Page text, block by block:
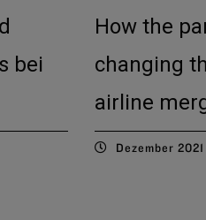
bei
How the
changing
airline
Dezember 2021